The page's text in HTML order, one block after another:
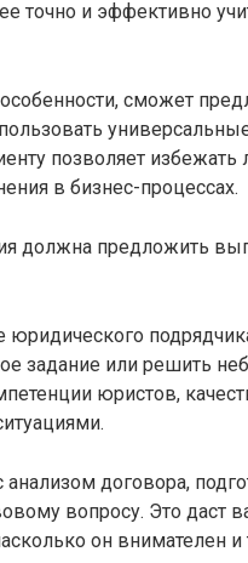
точно и эффективно
сможет
позволяет избежать
в бизнес-процессах.
должна предложить
задание или решить
юристов,
договора,
вопросу. Это даст
он внимателен и